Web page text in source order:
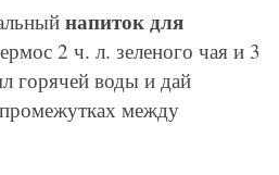
напиток для
2 ч. л. зеленого чая и 3
горячей воды и дай
между